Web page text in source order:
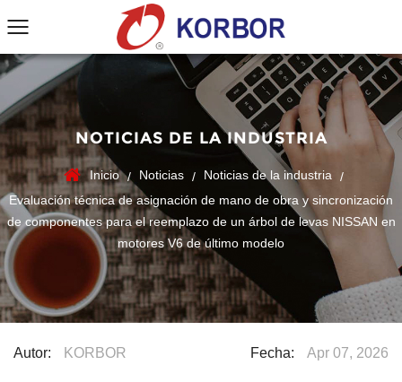
NOTICIAS DE LA INDUSTRIA
Inicio / Noticias / Noticias de la industria
/
Evaluación técnica de asignación de mano de obra y sincronización
de componentes para el reemplazo de un árbol de levas NISSAN en
motores V6 de último modelo
Autor: KORBOR Fecha: Apr 07, 2026